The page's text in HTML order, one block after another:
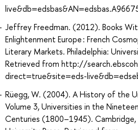
Jeffrey Freedman. (2012). Books
Enlightenment Europe : French
Literary Markets. Philadelphia:
Retrieved from http://
direct=true&site=eds-
Rüegg, W. (2004). A History of the
Volume 3, Universities in the
Centuries (1800–1945). Cambridge,